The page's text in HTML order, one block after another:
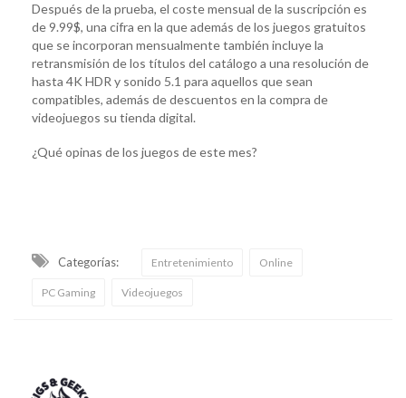
Después de la prueba, el coste mensual de la suscripción es
de 9.99$, una cifra en la que además de los juegos gratuitos
que se incorporan mensualmente también incluye la
retransmisión de los títulos del catálogo a una resolución de
hasta 4K HDR y sonido 5.1 para aquellos que sean
compatibles, además de descuentos en la compra de
videojuegos su tienda digital.
‎¿Qué opinas de los juegos de este mes?
Categorías: Entretenimiento Online
PC Gaming Videojuegos